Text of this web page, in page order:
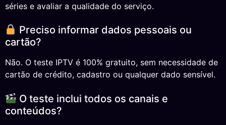
séries e avaliar a qualidade do serviço.
Preciso informar dados pessoais ou
cartão?
Não. O teste IPTV é 100% gratuito, sem necessidade de
cartão de crédito, cadastro ou qualquer dado sensível.
O teste inclui todos os canais e
conteúdos?